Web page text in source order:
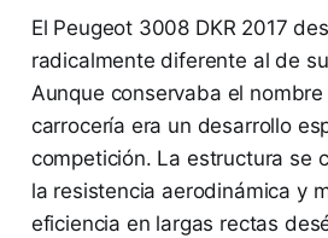
El Peugeot 3008 DKR 2017
radicalmente diferente al de
Aunque conservaba el
carrocería era un desarrollo
competición. La estructura se
la resistencia aerodinámica y
eficiencia en largas rectas